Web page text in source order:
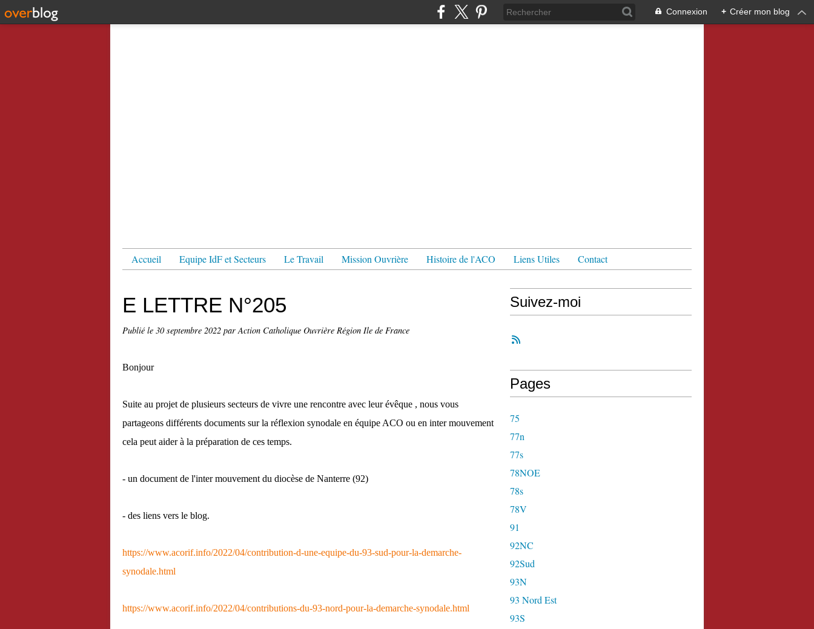
Connexion + Créer mon blog
Accueil Equipe IdF et Secteurs Le Travail Mission Ouvrière Histoire de l'ACO Liens Utiles Contact
E LETTRE N°205
Publié le 30 septembre 2022 par Action Catholique Ouvrière Région Ile de France
Bonjour
Suite au projet de plusieurs secteurs de vivre une rencontre avec leur évêque , nous vous
partageons différents documents sur la réflexion synodale en équipe ACO ou en inter mouvement
cela peut aider à la préparation de ces temps.
- un document de l'inter mouvement du diocèse de Nanterre (92)
- des liens vers le blog.
https://www.acorif.info/2022/04/contribution-d-une-equipe-du-93-sud-pour-la-demarche-
synodale.html
https://www.acorif.info/2022/04/contributions-du-93-nord-pour-la-demarche-synodale.html
Suivez-moi
Pages
75
77n
77s
78NOE
78s
78V
91
92NC
92Sud
93N
93 Nord Est
93S